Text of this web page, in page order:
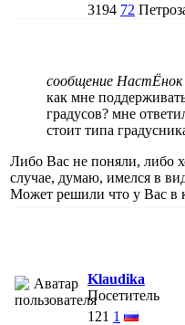
3194 72
сообщение НастЁнок
как мне
градусов? мне
стоит типа
Либо Вас не поняли, либо
случае, думаю, имелся в
Может решили что у Вас в
Klaudika
Посетитель
121 1